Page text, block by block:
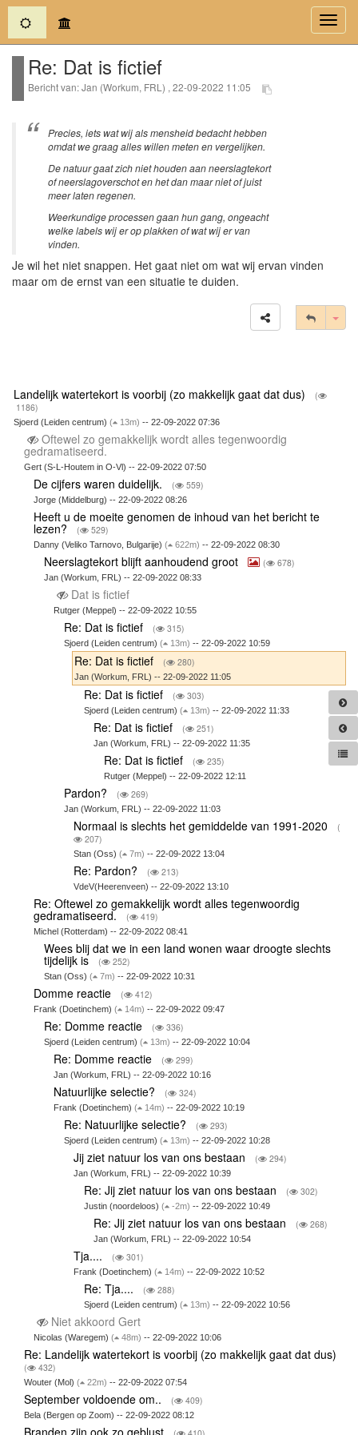
(current)
Re: Dat is fictief
Bericht van: Jan (Workum, FRL) , 22-09-2022 11:05
Precies, iets wat wij als mensheid bedacht hebben
omdat we graag alles willen meten en vergelijken.
De natuur gaat zich niet houden aan neerslagtekort
of neerslagoverschot en het dan maar niet of juist
meer laten regenen.
Weerkundige processen gaan hun gang, ongeacht
welke labels wij er op plakken of wat wij er van
vinden.
Je wil het niet snappen. Het gaat niet om wat wij ervan vinden
maar om de ernst van een situatie te duiden.
Landelijk watertekort is voorbij (zo makkelijk gaat dat dus)
(
1186)
Sjoerd (Leiden centrum) ( 13m) -- 22-09-2022 07:36
Oftewel zo gemakkelijk wordt alles tegenwoordig
gedramatiseerd.
Gert (S-L-Houtem in O-Vl) -- 22-09-2022 07:50
De cijfers waren duidelijk. ( 559)
Jorge (Middelburg) -- 22-09-2022 08:26
Heeft u de moeite genomen de inhoud van het bericht te
lezen? ( 529)
Danny (Veliko Tarnovo, Bulgarije)( 622m) -- 22-09-2022 08:30
Neerslagtekort blijft aanhoudend groot ( 678)
Jan (Workum, FRL) -- 22-09-2022 08:33
Dat is fictief
Rutger (Meppel) -- 22-09-2022 10:55
Re: Dat is fictief ( 315)
Sjoerd (Leiden centrum) ( 13m) -- 22-09-2022 10:59
Re: Dat is fictief ( 280)
Jan (Workum, FRL) -- 22-09-2022 11:05
Re: Dat is fictief ( 303)
Sjoerd (Leiden centrum) ( 13m) -- 22-09-2022 11:33
Re: Dat is fictief ( 251)
Jan (Workum, FRL) -- 22-09-2022 11:35
Re: Dat is fictief ( 235)
Rutger (Meppel) -- 22-09-2022 12:11
Pardon? ( 269)
Jan (Workum, FRL) -- 22-09-2022 11:03
Normaal is slechts het gemiddelde van 1991-2020
(
207)
Stan (Oss)( 7m) -- 22-09-2022 13:04
Re: Pardon? ( 213)
VdeV(Heerenveen) -- 22-09-2022 13:10
Re: Oftewel zo gemakkelijk wordt alles tegenwoordig
gedramatiseerd. ( 419)
Michel (Rotterdam) -- 22-09-2022 08:41
Wees blij dat we in een land wonen waar droogte slechts
tijdelijk is ( 252)
Stan (Oss) ( 7m) -- 22-09-2022 10:31
Domme reactie ( 412)
Frank (Doetinchem)( 14m) -- 22-09-2022 09:47
Re: Domme reactie ( 336)
Sjoerd (Leiden centrum) ( 13m) -- 22-09-2022 10:04
Re: Domme reactie ( 299)
Jan (Workum, FRL) -- 22-09-2022 10:16
Natuurlijke selectie? ( 324)
Frank (Doetinchem)( 14m) -- 22-09-2022 10:19
Re: Natuurlijke selectie? ( 293)
Sjoerd (Leiden centrum) ( 13m) -- 22-09-2022 10:28
Jij ziet natuur los van ons bestaan ( 294)
Jan (Workum, FRL) -- 22-09-2022 10:39
Re: Jij ziet natuur los van ons bestaan ( 302)
Justin (noordeloos) ( -2m) -- 22-09-2022 10:49
Re: Jij ziet natuur los van ons bestaan ( 268)
Jan (Workum, FRL) -- 22-09-2022 10:54
Tja.... ( 301)
Frank (Doetinchem)( 14m) -- 22-09-2022 10:52
Re: Tja.... ( 288)
Sjoerd (Leiden centrum) ( 13m) -- 22-09-2022 10:56
Niet akkoord Gert
Nicolas (Waregem)( 48m) -- 22-09-2022 10:06
Re: Landelijk watertekort is voorbij (zo makkelijk gaat dat dus)
( 432)
Wouter (Mol) ( 22m) -- 22-09-2022 07:54
September voldoende om.. ( 409)
Bela (Bergen op Zoom) -- 22-09-2022 08:12